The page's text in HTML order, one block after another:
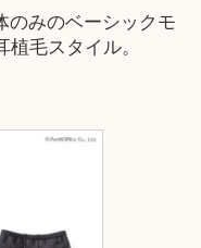
のみのベーシックモ
毛スタイル。